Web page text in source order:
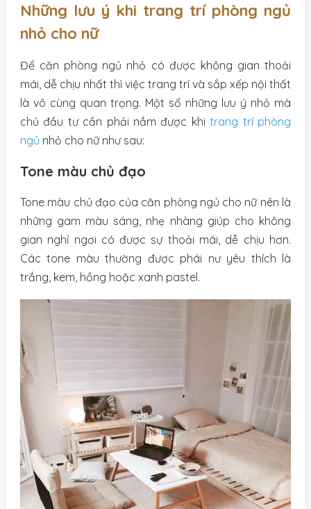
Những lưu ý khi trang trí phòng ngủ
nhỏ cho nữ
Để căn phòng ngủ nhỏ có được không gian thoải
mái, dễ chịu nhất thì việc trang trí và sắp xếp nội thất
là vô cùng quan trọng. Một số những lưu ý nhỏ mà
chủ đầu tư cần phải nắm được khitrang trí phòng
ngủ nhỏ cho nữ như sau:
Tone màu chủ đạo
Tone màu chủ đạo của căn phòng ngủ cho nữ nên là
những gam màu sáng, nhẹ nhàng giúp cho không
gian nghỉ ngơi có được sự thoải mái, dễ chịu hơn.
Các tone màu thường được phái nư yêu thích là
trắng, kem, hồng hoặc xanh pastel.